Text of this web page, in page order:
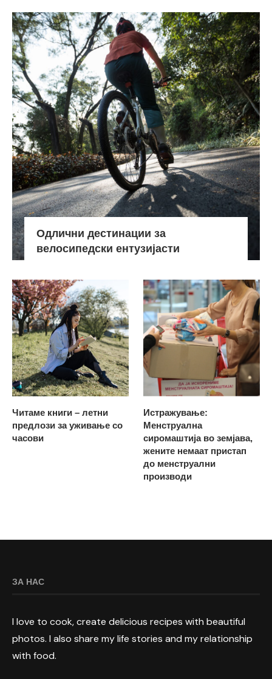
Одлични дестинации за
велосипедски ентузијасти
Читаме книги – летни
предлози за уживање со
часови
Истражување:
Менструална
сиромаштија во земјава,
жените немаат пристап
до менструални
производи
ЗА НАС
I love to cook, create delicious recipes with beautiful
photos. I also share my life stories and my relationship
with food.